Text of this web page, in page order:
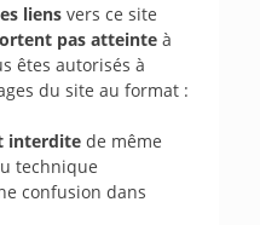
liens vers ce site
pas atteinte à
êtes autorisés à
du site au format :
interdite de même
technique
confusion dans